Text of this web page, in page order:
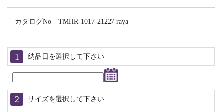
カタログNo TMHR-1017-21227 raya
納品日を選択して下さい
サイズを選択して下さい